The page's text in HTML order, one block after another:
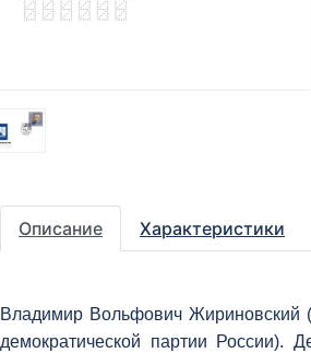
Описание Характеристики
Владимир Вольфович Жириновский
демократической партии России).